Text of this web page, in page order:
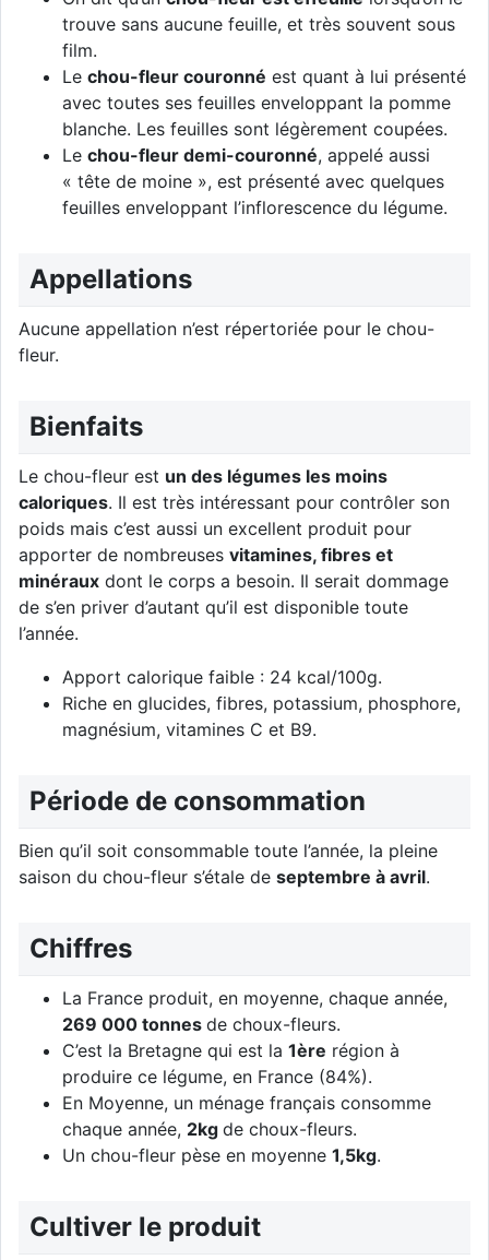
trouve sans aucune feuille, et très souvent sous
film.
Le chou-fleur couronné est quant à lui présenté
avec toutes ses feuilles enveloppant la pomme
blanche. Les feuilles sont légèrement coupées.
Le chou-fleur demi-couronné, appelé aussi
« tête de moine », est présenté avec quelques
feuilles enveloppant l’inflorescence du légume.
Appellations
Aucune appellation n’est répertoriée pour le chou-
fleur.
Bienfaits
Le chou-fleur est un des légumes les moins
caloriques. Il est très intéressant pour contrôler son
poids mais c’est aussi un excellent produit pour
apporter de nombreuses vitamines, fibres et
minéraux dont le corps a besoin. Il serait dommage
de s’en priver d’autant qu’il est disponible toute
l’année.
Apport calorique faible : 24 kcal/100g.
Riche en glucides, fibres, potassium, phosphore,
magnésium, vitamines C et B9.
Période de consommation
Bien qu’il soit consommable toute l’année, la pleine
saison du chou-fleur s’étale de septembre à avril.
Chiffres
La France produit, en moyenne, chaque année,
269 000 tonnes de choux-fleurs.
C’est la Bretagne qui est la 1ère région à
produire ce légume, en France (84%).
En Moyenne, un ménage français consomme
chaque année, 2kg de choux-fleurs.
Un chou-fleur pèse en moyenne 1,5kg.
Cultiver le produit